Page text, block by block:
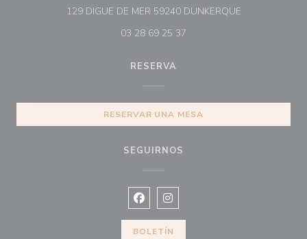
129 DIGUE DE MER 59240 DUNKERQUE((abre en una
03 28 69 25 37
RESERVA
RESERVAR UNA MESA
SEGUIRNOS
Facebook ((abre en una nueva
Instagram ((abre en una
BOLETÍN